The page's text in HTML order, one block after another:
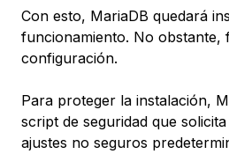
Con esto, MariaDB quedará
funcionamiento. No obstante,
configuración.
Para proteger la instalación,
script de seguridad que
ajustes no seguros